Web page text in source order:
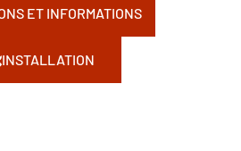
ET INFORMATIONS
INSTALLATION